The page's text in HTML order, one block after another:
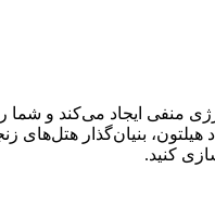
منفی ایجاد می‌کند و شما
بنیان‌گذار هتل‌های
کنید.